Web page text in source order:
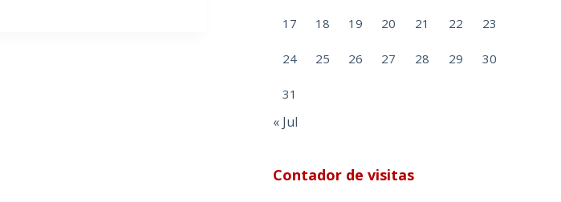
17 18 19 20 21 22 23
24 25 26 27 28 29 30
31
« Jul
Contador de visitas